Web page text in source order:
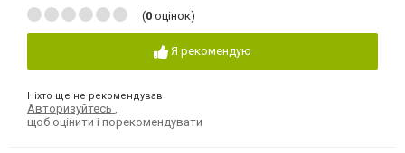
(0 оцінок)
Я рекомендую
Ніхто ще не рекомендував
Авторизуйтесь
щоб оцінити і порекомендувати